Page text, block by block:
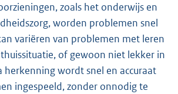
zoals het onderwijs en
worden problemen snel
variëren van problemen met leren
of gewoon niet lekker in
herkenning wordt snel en accuraat
ingespeeld, zonder onnodig te